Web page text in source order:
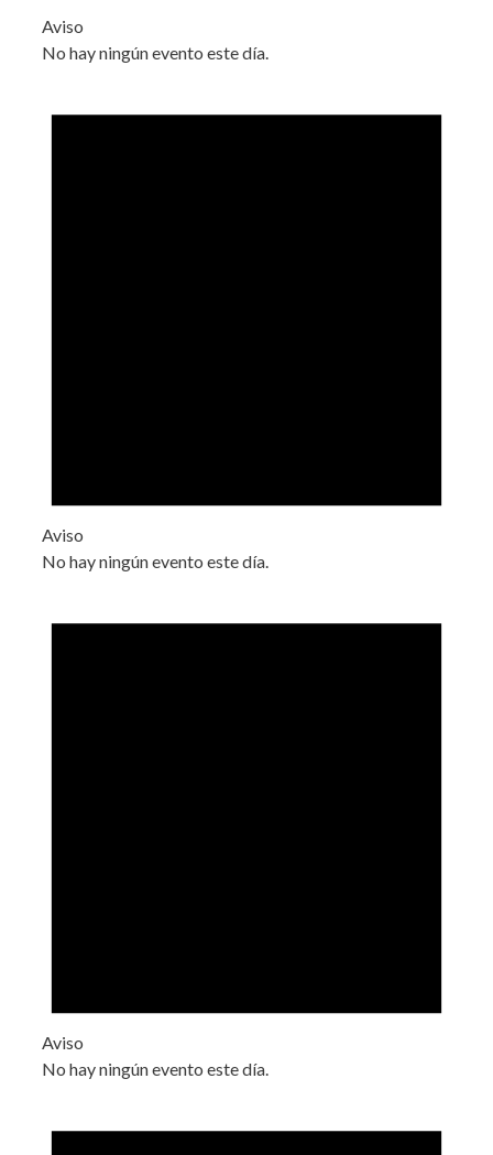
Aviso
No hay ningún evento este día.
Aviso
No hay ningún evento este día.
Aviso
No hay ningún evento este día.